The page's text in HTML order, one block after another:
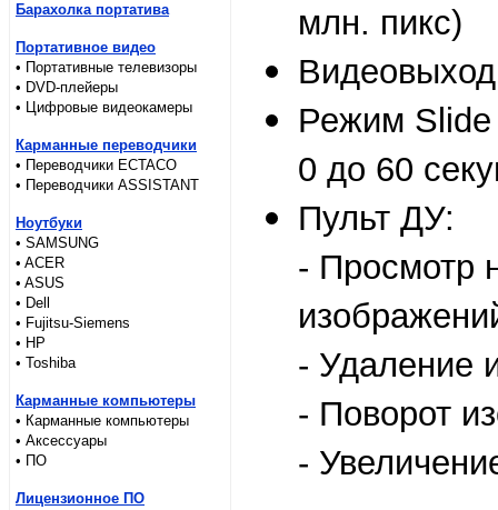
Барахолка портатива
Портативное видео
• Портативные телевизоры
• DVD-плейеры
• Цифровые видеокамеры
Карманные переводчики
• Переводчики ECTACO
• Переводчики ASSISTANT
Ноутбуки
• SAMSUNG
• ACER
• ASUS
• Dell
• Fujitsu-Siemens
• HP
• Toshiba
Карманные компьютеры
• Карманные компьютеры
• Аксессуары
• ПО
Лицензионное ПО
млн. пикс)
Режим Slide
0 до 60
Пульт ДУ:
- Просмотр
- Удаление
- Поворот
-